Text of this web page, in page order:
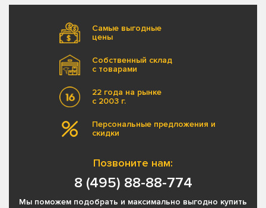
Самые выгодные
цены
Собственный склад
с товарами
22 года на рынке
с 2003 г.
Персональные предложения и
скидки
Позвоните нам:
8 (495) 88-88-774
Мы поможем подобрать и максимально выгодно купить